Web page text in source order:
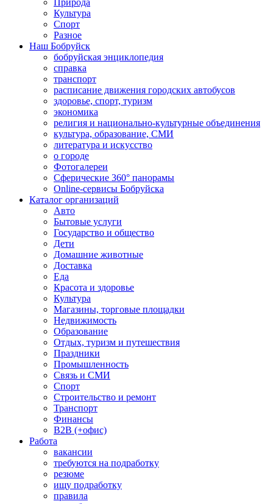
Природа
Культура
Спорт
Разное
Наш Бобруйск
бобруйская энциклопедия
справка
транспорт
расписание движения городских автобусов
здоровье, спорт, туризм
экономика
религия и национально-культурные объединения
культура, образование, СМИ
литература и искусство
о городе
Фотогалереи
Сферические 360° панорамы
Online-сервисы Бобруйска
Каталог организаций
Авто
Бытовые услуги
Государство и общество
Дети
Домашние животные
Доставка
Еда
Красота и здоровье
Культура
Магазины, торговые площадки
Недвижимость
Образование
Отдых, туризм и путешествия
Праздники
Промышленность
Связь и СМИ
Спорт
Строительство и ремонт
Транспорт
Финансы
B2B (+офис)
Работа
вакансии
требуются на подработку
резюме
ищу подработку
правила